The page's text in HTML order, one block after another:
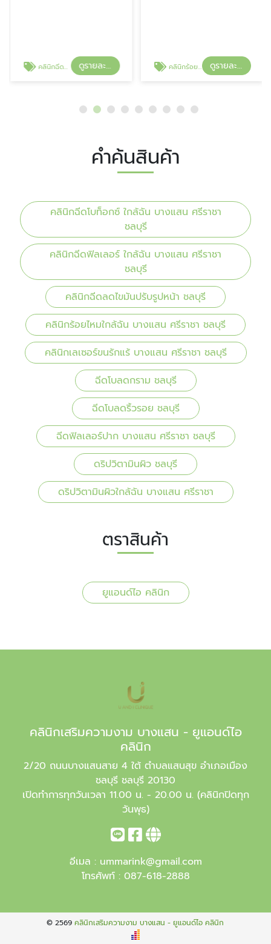
คลินิกฉีดฟิลเลอร์ ใกล้ฉัน บางแสน ศรีราชา ชลบุรี ดูรายละเอียด คลินิกร้อยไหมใกล้ฉัน บางแสน ศรีราชา ชลบุรี ดูรายละเอียด
คำค้นสินค้า
คลินิกฉีดโบท็อกซ์ ใกล้ฉัน บางแสน ศรีราชา
ชลบุรี
คลินิกฉีดฟิลเลอร์ ใกล้ฉัน บางแสน ศรีราชา
ชลบุรี
คลินิกฉีดลดไขมันปรับรูปหน้า ชลบุรี
คลินิกร้อยไหมใกล้ฉัน บางแสน ศรีราชา ชลบุรี
คลินิกเลเซอร์ขนรักแร้ บางแสน ศรีราชา ชลบุรี
ฉีดโบลดกราม ชลบุรี
ฉีดโบลดริ้วรอย ชลบุรี
ฉีดฟิลเลอร์ปาก บางแสน ศรีราชา ชลบุรี
ดริปวิตามินผิว ชลบุรี
ดริปวิตามินผิวใกล้ฉัน บางแสน ศรีราชา
ตราสินค้า
ยูแอนด์ไอ คลินิก
คลินิกเสริมความงาม บางแสน - ยูแอนด์ไอ
คลินิก
2/20 ถนนบางแสนสาย 4 ใต้ ตำบลแสนสุข อำเภอเมือง
ชลบุรี ชลบุรี 20130
เปิดทำการทุกวันเวลา 11.00 น. - 20.00 น. (คลินิกปิดทุก
วันพุธ)
อีเมล : ummarink@gmail.com
โทรศัพท์ : 087-618-2888
© 2569คลินิกเสริมความงาม บางแสน - ยูแอนด์ไอ คลินิก